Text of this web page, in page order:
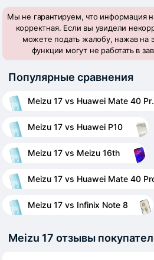
Мы не гарантируем, что информация
корректная. Если вы увидели
можете подать жалобу, нажав на
функции могут не работать в
Популярные сравнения
Meizu
Meizu 17 vs Huawei P10
Meizu 17 vs Meizu 16th
Meizu 17 vs Huawei Mate 40
Meizu 17 vs Infinix Note 8
Meizu 17 отзывы